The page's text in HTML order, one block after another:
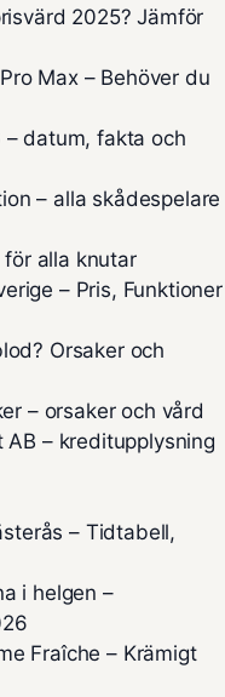
2025? Jämför
Max – Behöver du
datum, fakta och
– alla skådespelare
för alla knutar
– Pris, Funktioner
Orsaker och
– orsaker och vård
– kreditupplysning
– Tidtabell,
i helgen –
Fraîche – Krämigt